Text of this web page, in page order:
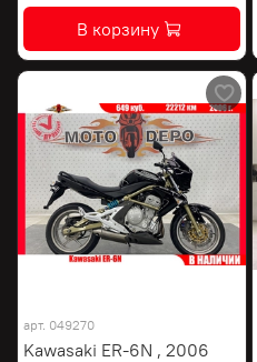
В корзину
арт. 049270
Kawasaki ER-6N , 2006